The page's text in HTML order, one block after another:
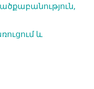
և